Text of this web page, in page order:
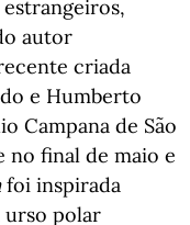
autor
criada
e Humberto
Campana de São
no final de maio e
foi inspirada
urso polar